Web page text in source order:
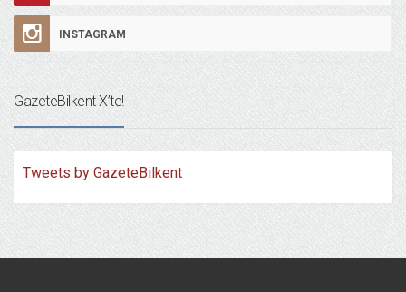
INSTAGRAM
GazeteBilkent X’te!
Tweets by GazeteBilkent